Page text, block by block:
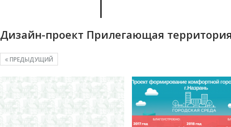
Дизайн-проект Прилегающая
ПРЕДЫДУЩИЙ